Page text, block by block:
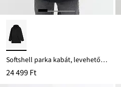
Softshell parka kabát, levehető kapucnival
24 499 Ft